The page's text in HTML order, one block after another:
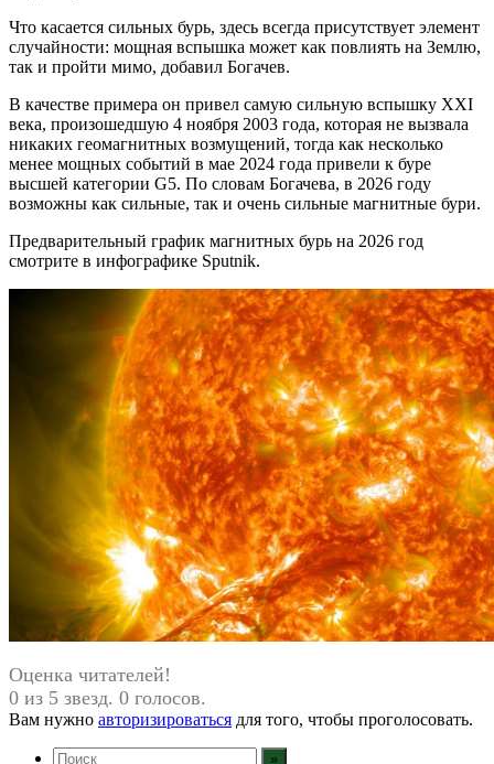
Что касается сильных бурь, здесь всегда присутствует элемент
случайности: мощная вспышка может как повлиять на Землю,
так и пройти мимо, добавил Богачев.
В качестве примера он привел самую сильную вспышку XXI
века, произошедшую 4 ноября 2003 года, которая не вызвала
никаких геомагнитных возмущений, тогда как несколько
менее мощных событий в мае 2024 года привели к буре
высшей категории G5. По словам Богачева, в 2026 году
возможны как сильные, так и очень сильные магнитные бури.
Предварительный график магнитных бурь на 2026 год
смотрите в инфографике Sputnik.
Оценка читателей!
0 из 5 звезд. 0 голосов.
Вам нужно авторизироваться для того, чтобы проголосовать.